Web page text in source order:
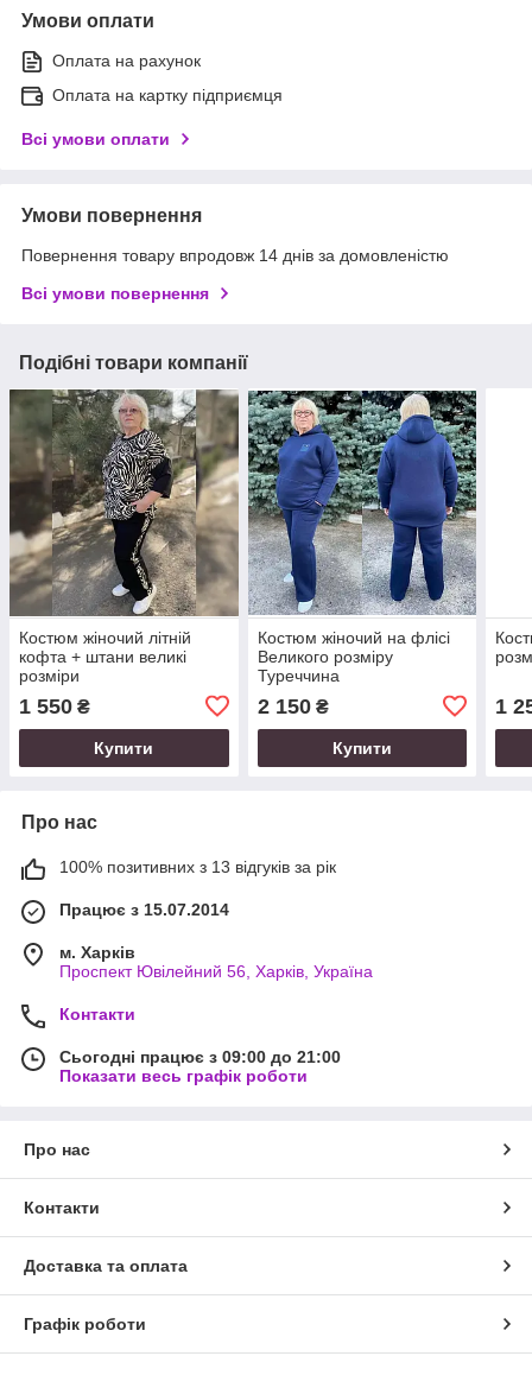
Умови оплати
Оплата на рахунок
Оплата на картку підприємця
Всі умови оплати
Умови повернення
Повернення товару впродовж 14 днів за домовленістю
Всі умови повернення
Подібні товари компанії
Костюм жіночий літній
кофта + штани великі
розміри
1 550 ₴
Купити
Костюм жіночий на флісі
Великого розміру
Туреччина
2 150₴
Купити
1
Про нас
100% позитивних з 13 відгуків за рік
Працює з 15.07.2014
м. Харків
Проспект Ювілейний 56, Харків, Україна
Контакти
Сьогодні працює з 09:00 до 21:00
Показати весь графік роботи
Про нас
Контакти
Доставка та оплата
Графік роботи